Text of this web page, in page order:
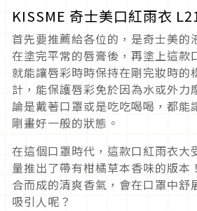
KISSME 奇士美口紅雨衣
首先要推薦給各位的，是奇士美的
在塗完平常的唇膏後，再塗上這款
就能讓唇彩時時保持在剛完妝時的
計，能保護唇彩免於因為水或外力
論是戴著口罩或是吃吃喝喝，都能
剛畫好一般的狀態。
在這個口罩時代，這款口紅雨衣大
量推出了帶有柑橘草本香味的版本
合而成的清爽香氣，會在口罩中舒
吸引人呢？